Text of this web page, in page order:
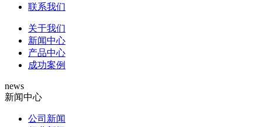
联系我们
关于我们
新闻中心
产品中心
成功案例
news
新闻中心
公司新闻